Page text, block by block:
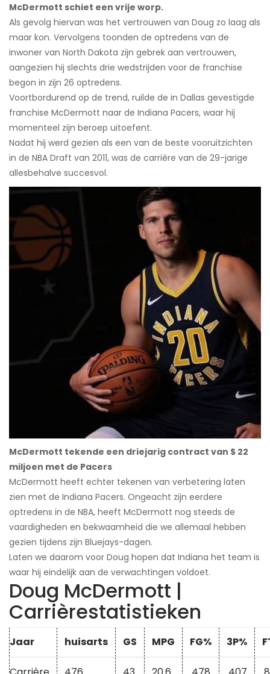
McDermott schiet een vrije worp.
Als gevolg hiervan was het vertrouwen van Doug zo laag als
maar kon. Vervolgens toonden de optredens van de
inwoner van North Dakota zijn gebrek aan vertrouwen,
aangezien hij slechts drie wedstrijden voor de franchise
begon in zijn 26 optredens.
Voortbordurend op de trend, ruilde de in Dallas gevestigde
franchise McDermott naar de Indiana Pacers, waar hij
momenteel zijn beroep uitoefent.
Nadat hij werd gezien als een van de beste vooruitzichten
in de NBA Draft van 2011, was de carrière van de 29-jarige
allesbehalve succesvol.
McDermott tekende een driejarig contract van $ 22
miljoen met de Pacers
McDermott heeft echter tekenen van verbetering laten
zien met de Indiana Pacers. Ongeacht zijn eerdere
optredens in de NBA, heeft McDermott nog steeds de
vaardigheden en bekwaamheid die we allemaal hebben
gezien tijdens zijn Bluejays-dagen.
Laten we daarom voor Doug hopen dat Indiana het team is
waar hij eindelijk aan de verwachtingen voldoet.
Doug McDermott |
Carrièrestatistieken
Jaar huisarts GS MPG FG% 3P%